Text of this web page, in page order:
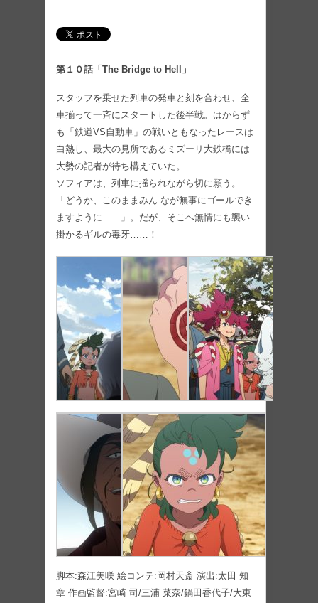
第１０話「The Bridge to Hell」
スタッフを乗せた列車の発車と刻を合わせ、全
車揃って一斉にスタートした後半戦。はからず
も「鉄道VS自動車」の戦いともなったレースは
白熱し、最大の見所であるミズーリ大鉄橋には
大勢の記者が待ち構えていた。
ソフィアは、列車に揺られながら切に願う。
「どうか、このままみん なが無事にゴールでき
ますように……」。だが、そこへ無情にも襲い
掛かるギルの毒牙……！
脚本:森江美咲 絵コンテ:岡村天斎 演出:太田 知
章 作画監督:宮崎 司/三浦 菜奈/鍋田香代子/大東